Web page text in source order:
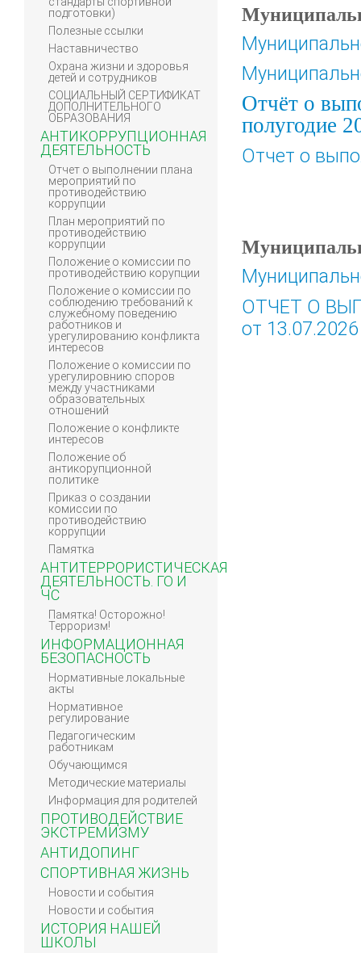
подготовки)
Полезные ссылки
Наставничество
Охрана жизни и здоровья
детей и сотрудников
СОЦИАЛЬНЫЙ СЕРТИФИКАТ
ДОПОЛНИТЕЛЬНОГО
ОБРАЗОВАНИЯ
АНТИКОРРУПЦИОННАЯ
ДЕЯТЕЛЬНОСТЬ
Отчет о выполнении плана
мероприятий по
противодействию
коррупции
План мероприятий по
противодействию
коррупции
Положение о комиссии по
противодействию корупции
Положение о комиссии по
соблюдению требований к
служебному поведению
работников и
урегулированию конфликта
интересов
Положение о комиссии по
урегулировнию споров
между участниками
образовательных
отношений
Положение о конфликте
интересов
Положение об
антикорупционной
политике
Приказ о создании
комиссии по
противодействию
коррупции
Памятка
АНТИТЕРРОРИСТИЧЕСКАЯ
ДЕЯТЕЛЬНОСТЬ. ГО И
ЧС
Памятка! Осторожно!
Терроризм!
ИНФОРМАЦИОННАЯ
БЕЗОПАСНОСТЬ
Нормативные локальные
акты
Нормативное
регулирование
Педагогическим
работникам
Обучающимся
Методические материалы
Информация для родителей
ПРОТИВОДЕЙСТВИЕ
ЭКСТРЕМИЗМУ
АНТИДОПИНГ
СПОРТИВНАЯ ЖИЗНЬ
Новости и события
Новости и события
ИСТОРИЯ НАШЕЙ
ШКОЛЫ
Отчёт о
полугодие
Отчет о
ОТЧЕТ О
от 13.07.2026